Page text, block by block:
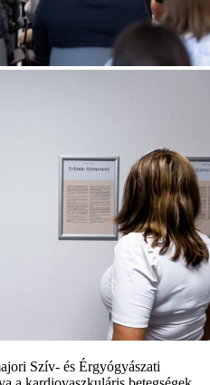
Szív- és Érgyógyászati